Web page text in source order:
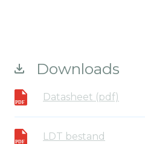
Downloads
Datasheet (pdf)
LDT bestand